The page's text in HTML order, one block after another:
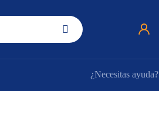
¿Necesitas ayuda?